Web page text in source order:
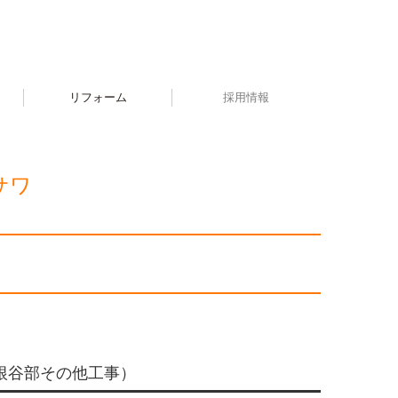
リフォーム 採用情報
ワ
部その他工事）